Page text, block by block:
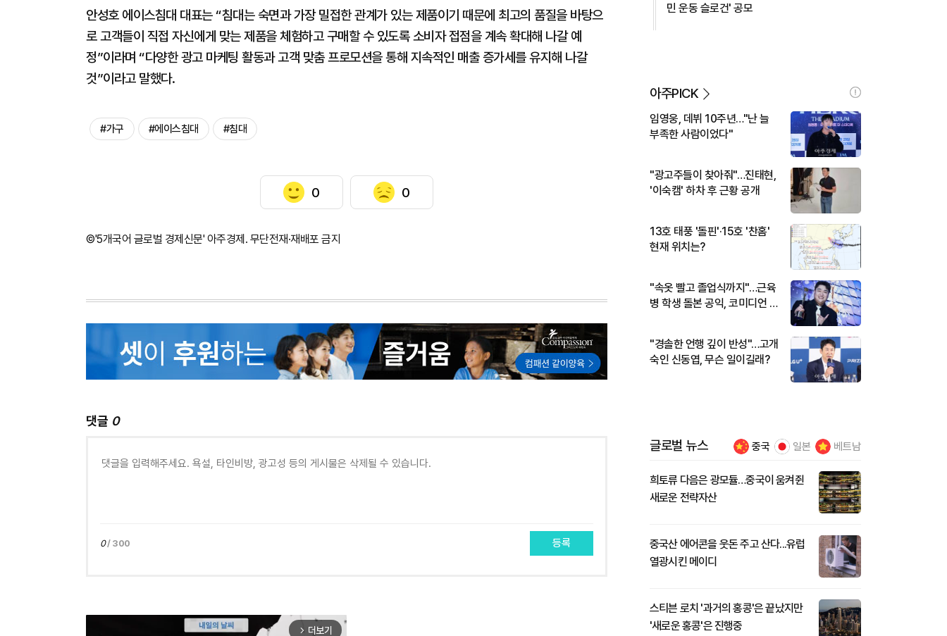
안성호 에이스침대 대표는 “침대는 숙면과 가장 밀접한 관계가 있는 제품이기 때문에 최고의 품질을 바탕으
로 고객들이 직접 자신에게 맞는 제품을 체험하고 구매할 수 있도록 소비자 접점을 계속 확대해 나갈 예
정”이라며 “다양한 광고 마케팅 활동과 고객 맞춤 프로모션을 통해 지속적인 매출 증가세를 유지해 나갈
것”이라고 말했다.
#가구 #에이스침대 #침대
0 0
©'5개국어 글로벌 경제신문' 아주경제. 무단전재·재배포 금지
댓글 0
0/ 300 등록
arrow_forward_ios 더보기
민 운동 슬로건' 공모
아주PICK
임영웅, 데뷔 10주년…"난 늘
부족한 사람이었다"
"광고주들이 찾아줘"…진태현,
'이숙캠' 하차 후 근황 공개
13호 태풍 '돌핀'·15호 '찬홈'
현재 위치는?
"속옷 빨고 졸업식까지"…근육
병 학생 돌본 공익, 코미디언 김
"경솔한 언행 깊이 반성"…고개
숙인 신동엽, 무슨 일이길래?
글로벌 뉴스 중국 일본 베트남
희토류 다음은 광모듈…중국이 움켜쥔
새로운 전략자산
중국산 에어콘을 웃돈 주고 산다...유럽
열광시킨 메이디
스티븐 로치 '과거의 홍콩'은 끝났지만
'새로운 홍콩'은 진행중